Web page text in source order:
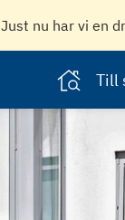
Just nu har vi en
Till